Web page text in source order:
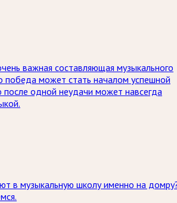
важная составляющая музыкального
победа может стать началом успешной
после одной неудачи может навсегда
в музыкальную школу именно на